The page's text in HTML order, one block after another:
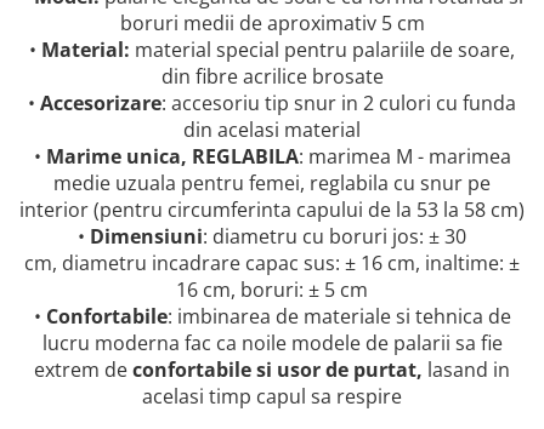
boruri medii de aproximativ 5 cm
• Material: material special pentru palariile de soare,
din fibre acrilice brosate
• Accesorizare: accesoriu tip snur in 2 culori cu funda
din acelasi material
• Marime unica, REGLABILA: marimea M - marimea
medie uzuala pentru femei, reglabila cu snur pe
interior (pentru circumferinta capului de la 53 la 58 cm)
• Dimensiuni: diametru cu boruri jos: ± 30
cm, diametru incadrare capac sus: ± 16 cm, inaltime: ±
16 cm, boruri: ± 5 cm
• Confortabile: imbinarea de materiale si tehnica de
lucru moderna fac ca noile modele de palarii sa fie
extrem deconfortabile si usor de purtat, lasand in
acelasi timp capul sa respire